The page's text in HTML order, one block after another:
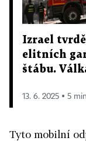
Izrael
elitních
štábu.
13. 6. 2025 ▪ 5
Tyto mobilní